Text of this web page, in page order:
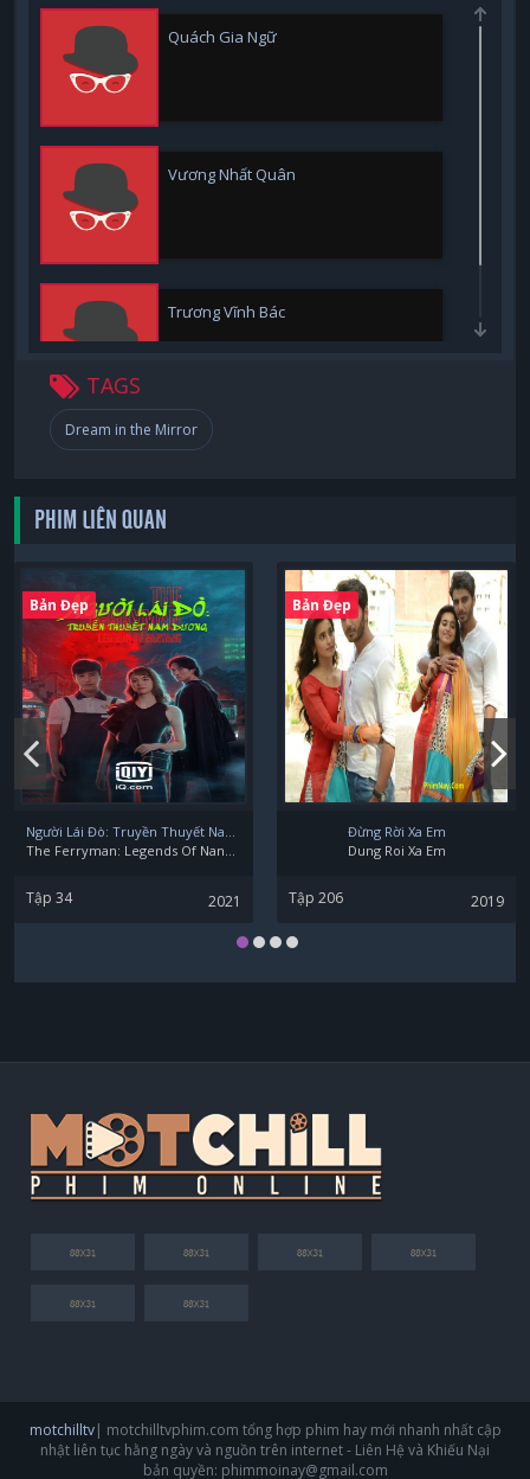
Quách Gia Ngữ
Vương Nhất Quân
Trương Vĩnh Bác
TAGS
Dream in the Mirror
PHIM LIÊN QUAN
Bản Đẹp
Tập 34 2021
Bản Đẹp
Đừng Rời Xa Em
Dung Roi Xa Em
Tập 206 2019
motchilltv| motchilltvphim.com tổng hợp phim hay mới nhanh nhất cập
nhật liên tục hằng ngày và nguồn trên internet - Liên Hệ và Khiếu Nại
bản quyền: phimmoinay@gmail.com